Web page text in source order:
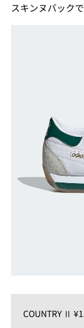
スキンヌバック
COUNTRY Ⅱ